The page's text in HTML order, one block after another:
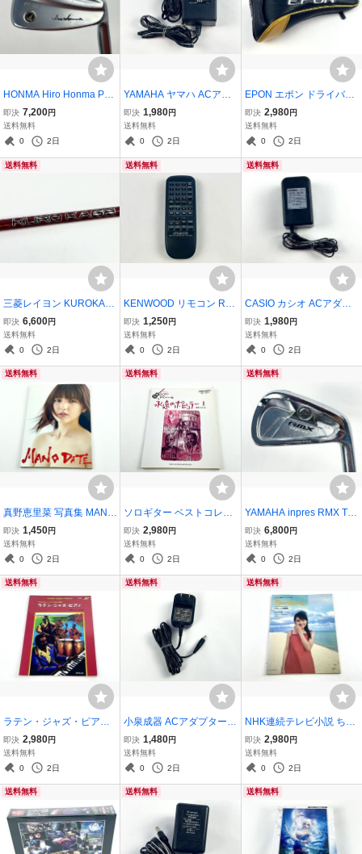
HONMA Hiro Honma PP-
737 TOUR MODEL 単品
アイアン 11番 #11 ホンマ
ゴルフ クラブ ツアーモデ
即決 7,200円
送料無料
0
2日
YAMAHA ヤマハ ACアダ
プター PA-M30 通電確認
済み
即決 1,980円
送料無料
0
2日
EPON エポン ドライバー
用 ヘッドカバー
即決 2,980円
送料無料
0
2日
送料無料
三菱レイヨン KUROKAG
E SOG クロカゲ フレック
ス R NIKE ナイキ スリー
ブ付き ゴルフ シャフト
即決 6,600円
送料無料
0
2日
送料無料
KENWOOD リモコン RC-
M0500 ケンウッド 赤外線
動作確認済み
即決 1,250円
送料無料
0
2日
送料無料
CASIO カシオ ACアダプ
ター AD-12JL 通電確認済
み
即決 1,980円
送料無料
0
2日
送料無料
真野恵里菜 写真集 MANO
DATE マノデート DVD付
き 初版
即決 1,450円
送料無料
0
2日
送料無料
ソロギター ベストコレク
ション7 永遠のポピュラ
ー1 タブ譜付き TAB譜 楽
譜
即決 2,980円
送料無料
0
2日
送料無料
YAMAHA inpres RMX TO
URMODEL CB 単品アイ
アン 4番 フレックスS 単
品アイアン ヤマハ ゴルフ
即決 6,800円
送料無料
0
2日
送料無料
ラテン・ジャズ・ピアノ
アフロ・キューバン・リ
ズムで弾く 平田フミト
著・演奏 CD付
即決 2,980円
送料無料
0
2日
送料無料
小泉成器 ACアダプター K
TH-9010 コイズミ 通電確
認済み
即決 1,480円
送料無料
0
2日
送料無料
NHK連続テレビ小説 ちゅ
らさん オリジナル・サウ
ンドトラック ピアノ・ソ
ロ曲集 楽譜
即決 2,980円
送料無料
0
2日
送料無料 送料無料 送料無料